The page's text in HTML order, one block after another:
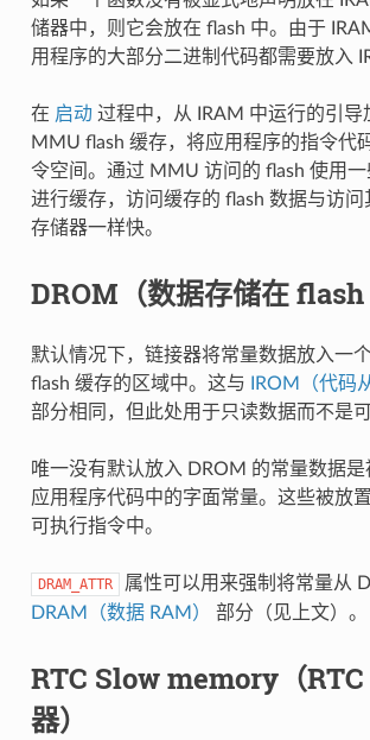
储器中，则它会放在 flash 中。由于
用程序的大部分二进制代码都需要放入
在 启动过程中，从 IRAM 中运行的引导
MMU flash 缓存，将应用程序的指令代
令空间。通过 MMU 访问的 flash 使用一
进行缓存，访问缓存的 flash 数据与访问
存储器一样快。
DROM（数据存储在 flash
默认情况下，链接器将常量数据放入一
flash 缓存的区域中。这与
IROM（代码
部分相同，但此处用于只读数据而不是可
唯一没有默认放入 DROM 的常量数据是
应用程序代码中的字面常量。这些被放
可执行指令中。
DRAM_ATTR
属性可以用来强制将常量从
DRAM（数据 RAM）
部分（见上文）。
RTC Slow memory（
器）